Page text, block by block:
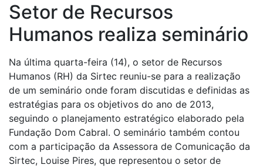
Setor de Recursos
Humanos realiza seminário
Na última quarta-feira (14), o setor de Recursos
Humanos (RH) da Sirtec reuniu-se para a realização
de um seminário onde foram discutidas e definidas as
estratégias para os objetivos do ano de 2013,
seguindo o planejamento estratégico elaborado pela
Fundação Dom Cabral. O seminário também contou
com a participação da Assessora de Comunicação da
Sirtec, Louise Pires, que representou o setor de